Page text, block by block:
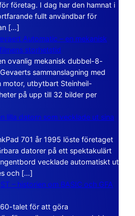
företag. I dag har den hamnat i
fullt användbar för
[…]
Automatic – en mekanisk
storhetstid
ovanlig mekanisk dubbel-8-
sammanslagning med
utbytbart Steinheil-
på upp till 32 bilder per
lilla datorn som vecklade ut sina
701 år 1995 löste företaget
datorer på ett spektakulärt
vecklade automatiskt ut
och […]
– historien om BASIC och GFA
talet för att göra